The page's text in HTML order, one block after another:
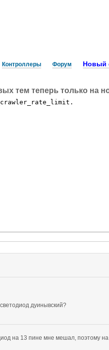
Контроллеры Форум Новый
тем теперь только на
дуинывский?
на 13 пине мне мешал, поэтому